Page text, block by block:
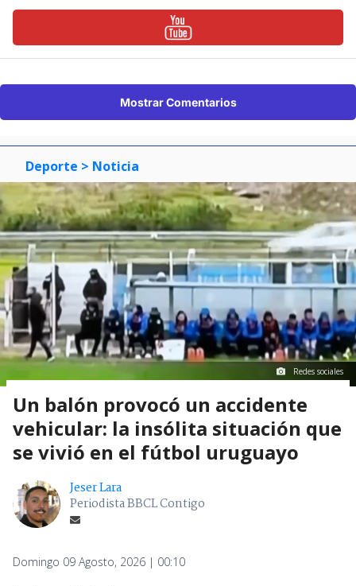
Mostrar Comentarios
Deporte > Noticia
Redes sociales
Un balón provocó un accidente
vehicular: la insólita situación que
se vivió en el fútbol uruguayo
Jeser Lara
Periodista BBCL Contigo
Domingo 09 Agosto, 2026 | 00:10